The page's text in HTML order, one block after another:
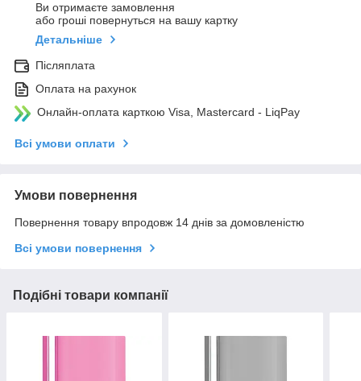
Ви отримаєте замовлення
або гроші повернуться на вашу картку
Детальніше
Післяплата
Оплата на рахунок
Онлайн-оплата карткою Visa, Mastercard - LiqPay
Всі умови оплати
Умови повернення
Повернення товару впродовж 14 днів за домовленістю
Всі умови повернення
Подібні товари компанії